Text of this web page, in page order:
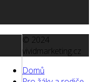
© 2024
vividmarketing.cz
Domů